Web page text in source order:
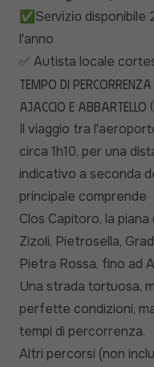
✅ Servizio disponibile
l'anno
✅ Autista locale
Tempo di
Ajaccio e Abbartello
Il viaggio tra
circa 1h10, per una
indicativo a seconda
principale comprende
Clos Capitoro, la
Zizoli, Pietrosella,
Pietra Rossa, fino ad
Una strada tortuosa,
perfette condizioni,
tempi di percorrenza.
Altri percorsi (non